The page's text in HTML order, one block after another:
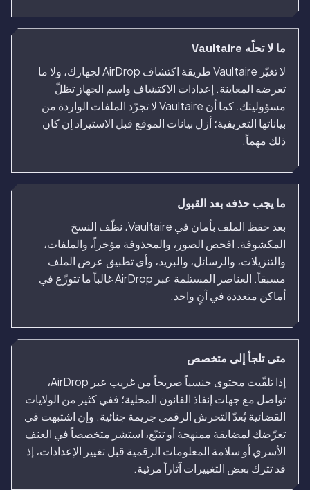
ما لا تحلّه Vaultaire
لا تغيّر Vaultaire طريقة اكتشاف AirDrop لجهازك، ولا ما
تعرضه المعاينة. إعدادات الاكتشاف واسم الجهاز تظلّ
مسؤوليتك. كما أن Vaultaire لا تجرّد الملفات الواردة من
بياناتها التعريفية؛ أزل بيانات الموقع قبل الاستيراد إن كان
ذلك مهماً.
ما يجب حذفه بعد القبول
بعد حفظ الملف بأمان في Vaultaire، نظّف النسخ
المكشوفة. افحص الصور، والمحذوفة مؤخراً، والملفات،
والتنزيلات، والرسائل، والبريد، وأي تطبيق عرض الملف
مسبقاً. العناصر المستلمة عبر AirDrop غالباً ما تتوزّع في
أماكن متعددة في آنٍ واحد.
متى تلجأ إلى متخصص
إذا تلقّيت محتوى جنسياً صريحاً من غريب عبر AirDrop،
تواصل مع جهات إنفاذ القانون المحلية؛ ففي كثير من الولايات
القضائية يُعدّ التحرش الرقمي جريمة جنائية. وإن اشتبهت في
تعرّضك لمضايقة ممنهجة أو تتبّع، استشر متخصصاً في العنف
الأسري أو سلامة المعلومات الرقمية قبل تغيير الإعدادات، إذ
قد تترك بعض التغييرات آثاراً مرئية.